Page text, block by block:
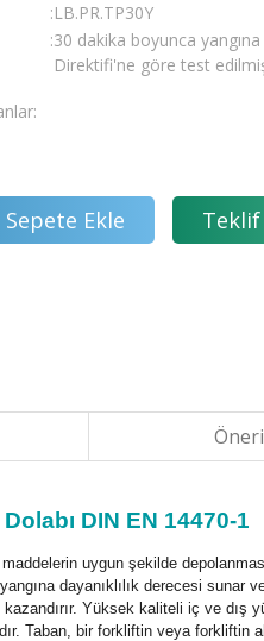
LB.PR.TP30Y
30 dakika boyunca
Direktifi'ne göre test
Sepete Ekle Teklif
DIN EN 14470-1
maddelerin uygun şekilde
dayanıklılık derecesi
Yüksek kaliteli iç ve
Taban, bir forkliftin veya